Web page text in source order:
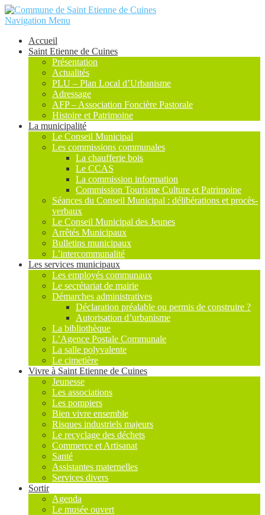
Navigation Menu
Accueil
Saint Etienne de Cuines
Présentation
Actualités
PLU – Plan Local d’Urbanisme
Adressage
AFP – Association Foncière Pastorale
Histoire et Patrimoine
La municipalité
Le Conseil Municipal
Les commissions communales
La chaufferie bois
Le CCAS
La commission information
Commission Tourisme Culture et Patrimoine
Séances du Conseil Municipal : délibérations et procès-
verbaux
Le Conseil Municipal des Jeunes
Arrêtés Municipaux
Bulletins municipaux
L’intercommunalité
Les services municipaux
Les employés communaux
Le secrétariat de mairie
Démarches administratives
Déclaration préalable ou permis de construire ?
Autorisation d’urbanisme
La bibliothèque
L’Agence Postale Communale
La salle polyvalente
Le cimetière
Vivre à Saint Etienne de Cuines
Jeunesse
Les associations
Les pompiers
Bien vivre ensemble
Risques industriels majeurs
Le recyclage des déchets
Commerce et Artisanat
Santé
Assistantes maternelles
Services divers
Sortir
Agenda
Le musée ouvert